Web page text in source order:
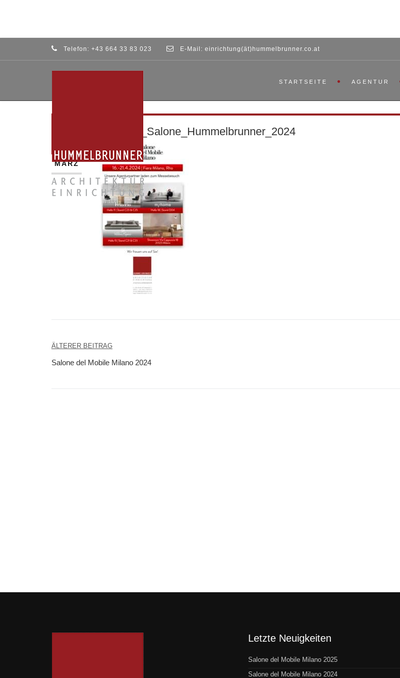
Telefon: +43 664 33 83 023 E-Mail: einrichtung(ät)hummelbrunner.co.at
STARTSEITE AGENTUR
MÄRZ
Einladung_Salone_Hummelbrunner_2024
Beitragsnavigation
ÄLTERER BEITRAG
Salone del Mobile Milano 2024
Letzte Neuigkeiten
Salone del Mobile Milano 2025
Salone del Mobile Milano 2024